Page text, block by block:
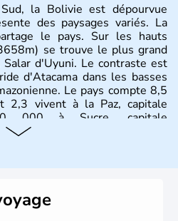
la Bolivie est dépourvue
des paysages variés. La
le pays. Sur les hauts
se trouve le plus grand
d'Uyuni. Le contraste est
d'Atacama dans les basses
Le pays compte 8,5
2,3 vivent à la Paz, capitale
000 à Sucre, capitale